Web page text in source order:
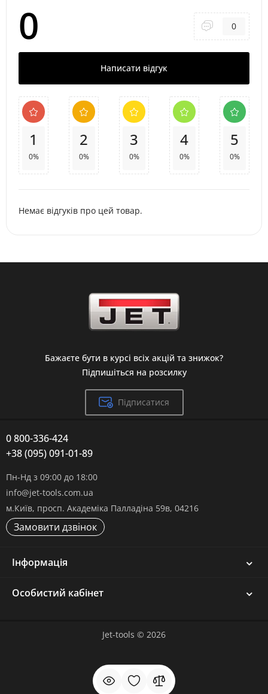
0 0
Написати відгук
1
0%
2
0%
3
0%
4
0%
5
0%
Немає відгуків про цей товар.
Бажаєте бути в курсі всіх акцій та знижок?
Підпишіться на розсилку
Підписатися
0 800-336-424
+38 (095) 091-01-89
Пн-Нд з 09:00 до 18:00
info@jet-tools.com.ua
м.Київ, просп. Академіка Палладіна 59в, 04216
Замовити дзвінок
Інформація
Особистий кабінет
Jet-tools © 2026